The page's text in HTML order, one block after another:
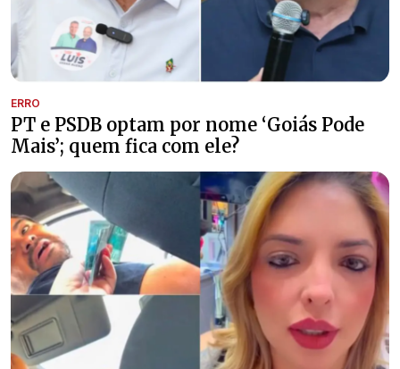
ERRO
PT e PSDB optam por nome ‘Goiás Pode
Mais’; quem fica com ele?